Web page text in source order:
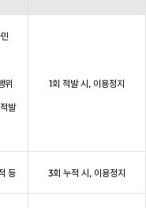
위
발
1회 적발 시, 이용정지
등 3회 누적 시, 이용정지